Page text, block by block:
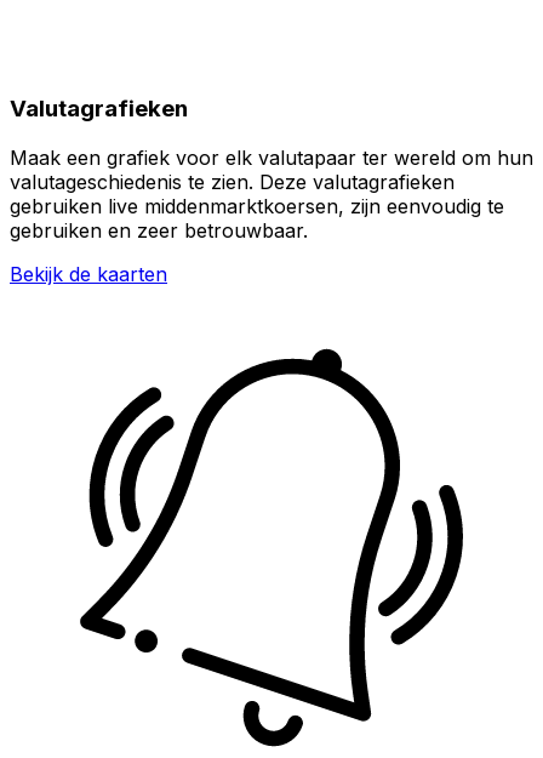
Valutagrafieken
Maak een grafiek voor elk valutapaar ter wereld om hun
valutageschiedenis te zien. Deze valutagrafieken
gebruiken live middenmarktkoersen, zijn eenvoudig te
gebruiken en zeer betrouwbaar.
Bekijk de kaarten